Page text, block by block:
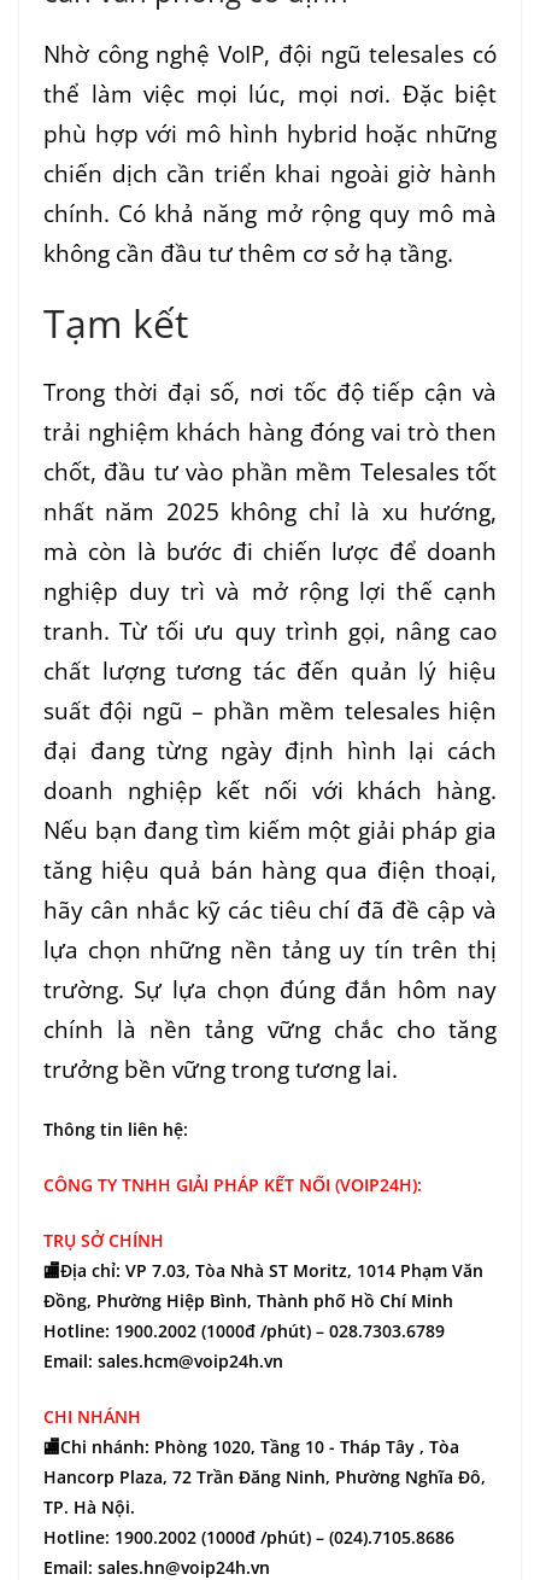
Nhờ công nghệ VoIP, đội ngũ telesales có
thể làm việc mọi lúc, mọi nơi. Đặc biệt
phù hợp với mô hình hybrid hoặc những
chiến dịch cần triển khai ngoài giờ hành
chính. Có khả năng mở rộng quy mô mà
không cần đầu tư thêm cơ sở hạ tầng.
Tạm kết
Trong thời đại số, nơi tốc độ tiếp cận và
trải nghiệm khách hàng đóng vai trò then
chốt, đầu tư vào phần mềm Telesales tốt
nhất năm 2025 không chỉ là xu hướng,
mà còn là bước đi chiến lược để doanh
nghiệp duy trì và mở rộng lợi thế cạnh
tranh. Từ tối ưu quy trình gọi, nâng cao
chất lượng tương tác đến quản lý hiệu
suất đội ngũ – phần mềm telesales hiện
đại đang từng ngày định hình lại cách
doanh nghiệp kết nối với khách hàng.
Nếu bạn đang tìm kiếm một giải pháp gia
tăng hiệu quả bán hàng qua điện thoại,
hãy cân nhắc kỹ các tiêu chí đã đề cập và
lựa chọn những nền tảng uy tín trên thị
trường. Sự lựa chọn đúng đắn hôm nay
chính là nền tảng vững chắc cho tăng
trưởng bền vững trong tương lai.
Thông tin liên hệ:
CÔNG TY TNHH GIẢI PHÁP KẾT NỐI (VOIP24H):
TRỤ SỞ CHÍNH
🏬Địa chỉ: VP 7.03, Tòa Nhà ST Moritz, 1014 Phạm Văn
Đồng, Phường Hiệp Bình, Thành phố Hồ Chí Minh
Hotline: 1900.2002 (1000đ /phút) – 028.7303.6789
Email: sales.hcm@voip24h.vn
CHI NHÁNH
🏬Chi nhánh: Phòng 1020, Tầng 10 - Tháp Tây , Tòa
Hancorp Plaza, 72 Trần Đăng Ninh, Phường Nghĩa Đô,
TP. Hà Nội.
Hotline: 1900.2002 (1000đ /phút) – (024).7105.8686
Email: sales.hn@voip24h.vn